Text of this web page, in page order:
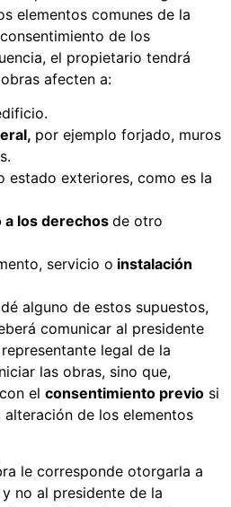
elementos comunes de la
de los
el propietario tendrá
afecten a:
por ejemplo forjado, muros
estado exteriores, como es la
a los derechos de otro
servicio o instalación
alguno de estos supuestos,
comunicar al presidente
legal de la
las obras, sino que,
el consentimiento previo si
de los elementos
le corresponde otorgarla a
y no al presidente de la